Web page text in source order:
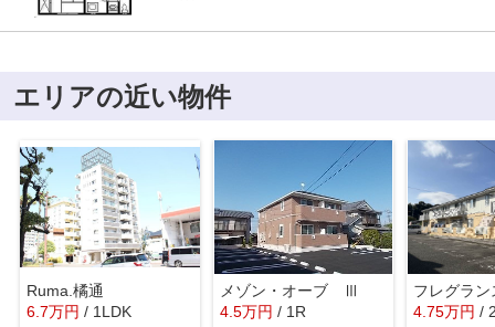
エリアの近い物件
Ruma.橘通
6.7万円 / 1LDK
メゾン・オーブ Ⅲ
4.5万円 / 1R 4.75万円 /